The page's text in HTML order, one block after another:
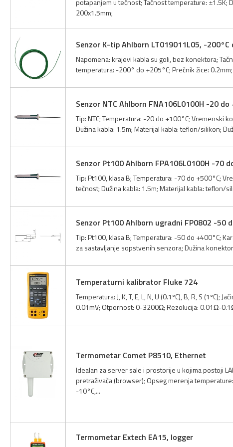
200x1.5mm;
Senzor K-tip Ahlborn LT019011L05, -200°C
Napomena: krajevi kabla su goli, bez konektora;
temperatura: -200° do +205°C; Prečnik žice:
Senzor NTC Ahlborn FNA106L0100H -20 do
Tip: NTC; Temperatura: -20 do +100°C; Vremenski
Dužina kabla: 1.5m; Materijal kabla: teflon/silikon;
Senzor Pt100 Ahlborn FPA106L0100H -70
Tip: Pt100, klasa B; Temperatura: -70 do +500°C;
tečnost; Dužina kabla: 1.5m; Materijal kabla: teflon/
Senzor Pt100 Ahlborn ugradni FP0802 -50
Tip: Pt100, klasa B; Temperatura: -50 do +400°C;
za sastavljanje sopstvenih senzora; Dužina
Temperaturni kalibrator Fluke 724
Temperatura: J, K, T, E, L, N, U (0.1ºC), B, R, S
0.01mV; Otpornost: 0-3200Ω; Rezolucija: 0.01Ω-
Termometar Comet P8510, Ethernet
Idealan za server sale i prostorije u kojima postoji
pretraživača (browser); Opseg merenja
-10°C,...
Termometar Extech EA15, logger